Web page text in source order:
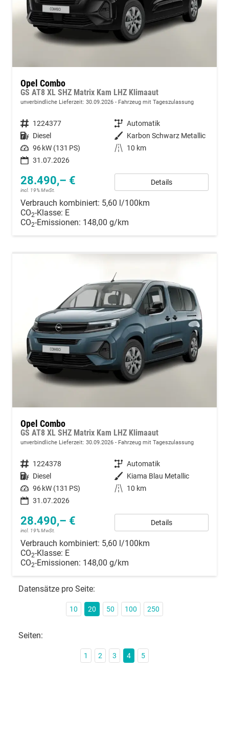
Opel Combo
GS AT8 XL SHZ Matrix Kam LHZ Klimaaut
unverbindliche Lieferzeit: 30.09.2026 Fahrzeug mit Tageszulassung
Fahrzeugnummer 1224377 Getriebe Automatik
Kraftstoff Diesel Außenfarbe Karbon Schwarz Metallic
Leistung 96 kW (131 PS) Kilometerstand
10 km
31.07.2026
28.490,– €
incl. 19% MwSt.
Details
Verbrauch kombiniert: 5,60 l/100km
CO2-Klasse: E
CO2-Emissionen: 148,00 g/km
Opel Combo
GS AT8 XL SHZ Matrix Kam LHZ Klimaaut
unverbindliche Lieferzeit: 30.09.2026 Fahrzeug mit Tageszulassung
Fahrzeugnummer 1224378 Getriebe Automatik
Kraftstoff Diesel Außenfarbe Kiama Blau Metallic
Leistung 96 kW (131 PS) Kilometerstand
10 km
31.07.2026
28.490,– €
incl. 19% MwSt.
Details
Verbrauch kombiniert: 5,60 l/100km
CO2-Klasse: E
CO2-Emissionen: 148,00 g/km
Datensätze pro Seite:
10 20 50 100 250
Seiten:
1 2 3 4 5